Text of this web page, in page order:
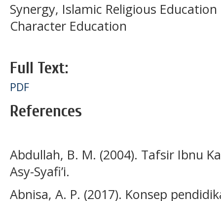
Synergy, Islamic Religious
Character Education
Full Text:
PDF
References
Abdullah, B. M. (2004). Tafsir Ibnu
Asy-Syafi’i.
Abnisa, A. P. (2017). Konsep